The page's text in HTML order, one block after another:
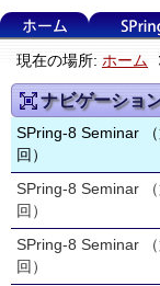
現在の場所: ホーム
ナビゲーショ
SPring-8 Seminar
回）
SPring-8 Seminar
回）
SPring-8 Seminar
回）